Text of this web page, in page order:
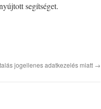
segítséget.
jogellenes adatkezelés miatt →